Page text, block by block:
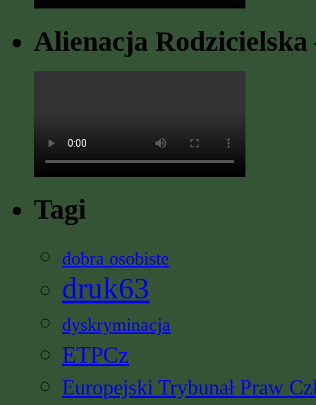
Alienacja Rodzicielska
Tagi
dobra osobiste
druk63
dyskryminacja
ETPCz
Europejski Trybunał Praw